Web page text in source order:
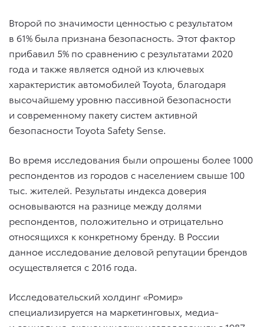
Второй по значимости ценностью с результатом
в 61% была признана безопасность. Этот фактор
прибавил 5% по сравнению с результатами 2020
года и также является одной из ключевых
характеристик автомобилей Toyota, благодаря
высочайшему уровню пассивной безопасности
и современному пакету систем активной
безопасности Toyota Safety Sense.
Во время исследования были опрошены более 1000
респондентов из городов с населением свыше 100
тыс. жителей. Результаты индекса доверия
основываются на разнице между долями
респондентов, положительно и отрицательно
относящихся к конкретному бренду. В России
данное исследование деловой репутации брендов
осуществляется с 2016 года.
Исследовательский холдинг «Ромир»
специализируется на маркетинговых, медиа-